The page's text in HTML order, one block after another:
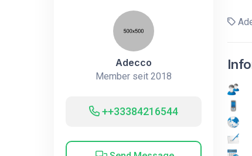
Adecco
Member seit 2018
++33384216544